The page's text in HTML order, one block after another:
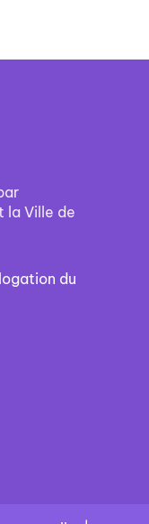
la Ville de